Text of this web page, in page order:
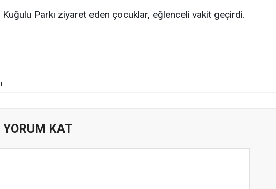
Kuğulu Parkı ziyaret eden çocuklar, eğlenceli vakit geçirdi.
YORUM KAT